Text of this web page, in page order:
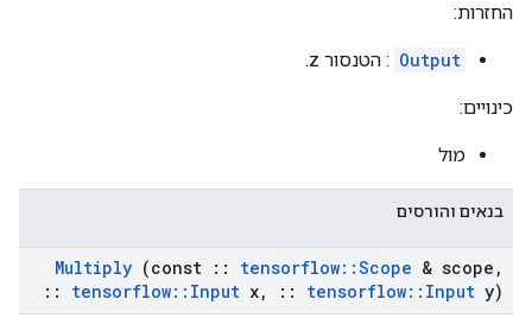
החזרות:
Output : הטנסור z.
כינויים:
מול
בנאים והורסים
Multiply (const :: tensorflow::Scope & scope ,
::
tensorflow:: Input x, :: tensorflow:: Input y)